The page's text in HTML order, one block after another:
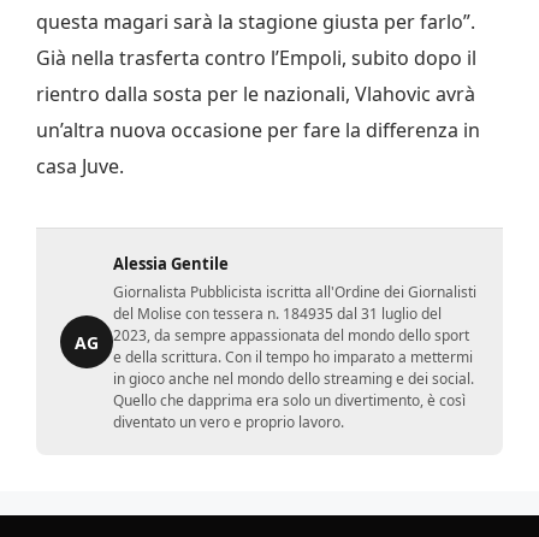
questa magari sarà la stagione giusta per farlo”.
Già nella trasferta contro l’Empoli, subito dopo il
rientro dalla sosta per le nazionali, Vlahovic avrà
un’altra nuova occasione per fare la differenza in
casa Juve.
AG
Alessia Gentile
Giornalista Pubblicista iscritta all'Ordine dei Giornalisti
del Molise con tessera n. 184935 dal 31 luglio del
2023, da sempre appassionata del mondo dello sport
e della scrittura. Con il tempo ho imparato a mettermi
in gioco anche nel mondo dello streaming e dei social.
Quello che dapprima era solo un divertimento, è così
diventato un vero e proprio lavoro.